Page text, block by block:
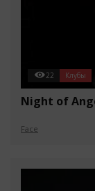
22 Клубы
Night of
Face